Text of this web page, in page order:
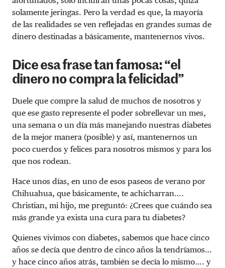
solamente jeringas. Pero la verdad es que, la mayoría
de las realidades se ven reflejadas en grandes sumas de
dinero destinadas a básicamente, mantenernos vivos.
Dice esa frase tan famosa: “el
dinero no compra la felicidad”
Duele que compre la salud de muchos de nosotros y
que ese gasto represente el poder sobrellevar un mes,
una semana o un día más manejando nuestras diabetes
de la mejor manera (posible) y así, mantenernos un
poco cuerdos y felices para nosotros mismos y para los
que nos rodean.
Hace unos días, en uno de esos paseos de verano por
Chihuahua, que básicamente, te achicharran….
Christian, mi hijo, me preguntó: ¿Crees que cuándo sea
más grande ya exista una cura para tu diabetes?
Quienes vivimos con diabetes, sabemos que hace cinco
años se decía que dentro de cinco años la tendríamos…
y hace cinco años atrás, también se decía lo mismo…. y